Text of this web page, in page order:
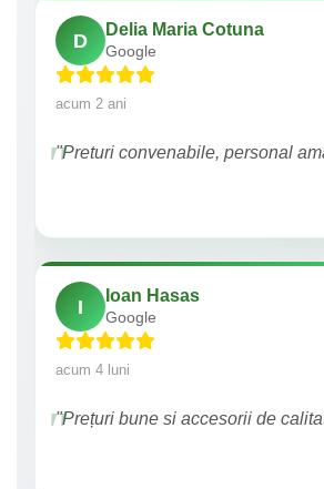
D
Delia Maria Cotuna
Google
acum 2 ani
"Preturi convenabile, personal
I
Ioan Hasas
Google
acum 4 luni
"Prețuri bune si accesorii de